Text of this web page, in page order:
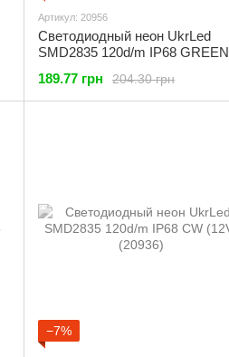
Артикул: 20956
Светодиодный неон UkrLed
SMD2835 120d/m IP68 GREEN
204.30 грн
189.77 грн
−7%